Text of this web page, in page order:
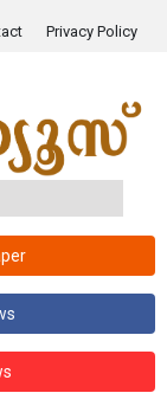
Privacy Policy